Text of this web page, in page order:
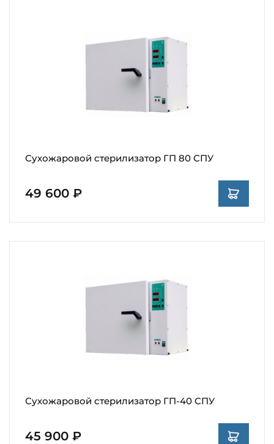
Сухожаровой стерилизатор ГП 80 СПУ
49 600 ₽
Сухожаровой стерилизатор ГП-40 СПУ
45 900 ₽